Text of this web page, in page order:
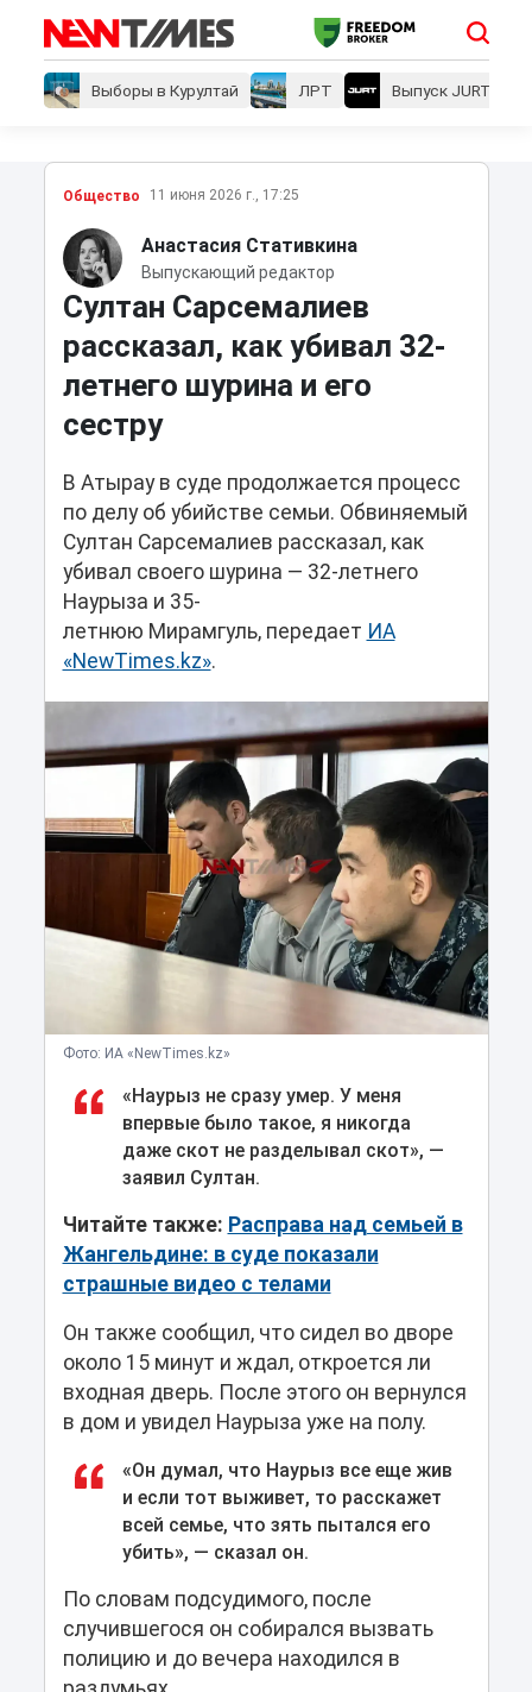
Выборы в Курултай ЛРТ Выпуск JURT
Общество 11 июня 2026 г., 17:25
Анастасия Стативкина
Выпускающий редактор
Султан Сарсемалиев
рассказал, как убивал 32-
летнего шурина и его
сестру
В Атырау в суде продолжается процесс
по делу об убийстве семьи. Обвиняемый
Султан Сарсемалиев рассказал, как
убивал своего шурина — 32-летнего
Наурыза и 35-
летнюю Мирамгуль, передает ИА
«NewTimes.kz».
Фото: ИА «NewTimes.kz»
«Наурыз не сразу умер. У меня
впервые было такое, я никогда
даже скот не разделывал скот», —
заявил Султан.
Читайте также: Расправа над семьей в
Жангельдине: в суде показали
страшные видео с телами
Он также сообщил, что сидел во дворе
около 15 минут и ждал, откроется ли
входная дверь. После этого он вернулся
в дом и увидел Наурыза уже на полу.
«Он думал, что Наурыз все еще жив
и если тот выживет, то расскажет
всей семье, что зять пытался его
убить», — сказал он.
По словам подсудимого, после
случившегося он собирался вызвать
полицию и до вечера находился в